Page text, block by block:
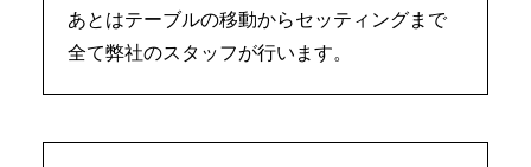
あとはテーブルの移動からセッティングまで
全て弊社のスタッフが行います。